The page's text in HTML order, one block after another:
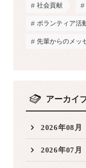
社会貢献
ボランティア活
先輩からのメッ
アーカイ
2026年08月
2026年07月